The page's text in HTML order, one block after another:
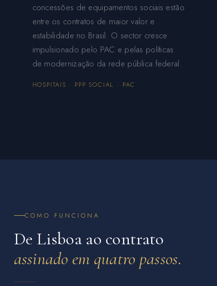
concessões de equipamentos sociais estão
entre os contratos de maior valor e
estabilidade no Brasil. O sector cresce
impulsionado pelo PAC e pelas políticas
de modernização da rede pública federal.
HOSPITAIS · PPP SOCIAL · PAC
COMO FUNCIONA
De Lisboa ao contrato
assinado em quatro passos.